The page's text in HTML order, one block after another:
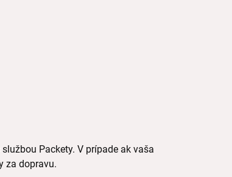
Packety. V prípade ak vaša
za dopravu.